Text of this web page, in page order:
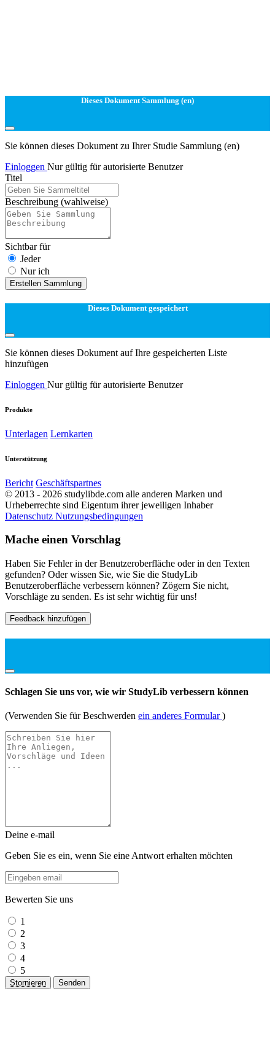
Dieses Dokument Sammlung (en)
Sie können dieses Dokument zu Ihrer Studie Sammlung (en)
Einloggen Nur gültig für autorisierte Benutzer
Titel
Beschreibung (wahlweise)
Sichtbar für
Jeder
Nur ich
Erstellen Sammlung
Dieses Dokument gespeichert
Sie können dieses Dokument auf Ihre gespeicherten Liste
hinzufügen
Einloggen Nur gültig für autorisierte Benutzer
Produkte
Unterlagen Lernkarten
Unterstützung
Bericht Geschäftspartnes
© 2013 - 2026 studylibde.com alle anderen Marken und
Urheberrechte sind Eigentum ihrer jeweiligen Inhaber
Datenschutz Nutzungsbedingungen
Mache einen Vorschlag
Haben Sie Fehler in der Benutzeroberfläche oder in den Texten
gefunden? Oder wissen Sie, wie Sie die StudyLib
Benutzeroberfläche verbessern können? Zögern Sie nicht,
Vorschläge zu senden. Es ist sehr wichtig für uns!
Feedback hinzufügen
Schlagen Sie uns vor, wie wir StudyLib verbessern können
(Verwenden Sie für Beschwerden ein anderes Formular)
Deine e-mail
Geben Sie es ein, wenn Sie eine Antwort erhalten möchten
Bewerten Sie uns
1
2
3
4
5
Stornieren Senden